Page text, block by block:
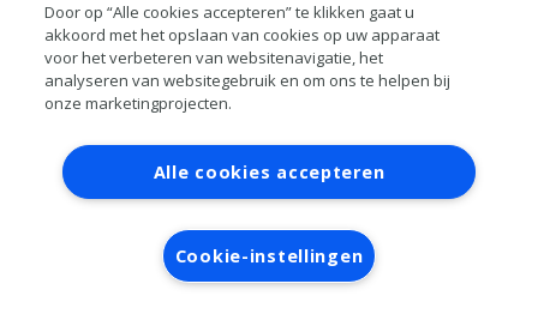
Contact Account aanvragen
Inloggen
RAI bestanden
Privacy
Algemene
voorwaarden
Verwerkersovereenkomst
Door op “Alle cookies accepteren” te klikken gaat u
akkoord met het opslaan van cookies op uw apparaat
voor het verbeteren van websitenavigatie, het
analyseren van websitegebruik en om ons te helpen bij
onze marketingprojecten.
Alle cookies accepteren
Cookie-instellingen